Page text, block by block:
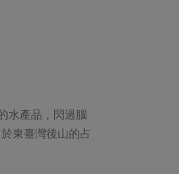
水產品，閃過腦
東臺灣後山的占